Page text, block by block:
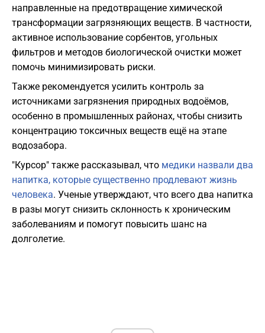
направленные на предотвращение химической
трансформации загрязняющих веществ. В частности,
активное использование сорбентов, угольных
фильтров и методов биологической очистки может
помочь минимизировать риски.
Также рекомендуется усилить контроль за
источниками загрязнения природных водоёмов,
особенно в промышленных районах, чтобы снизить
концентрацию токсичных веществ ещё на этапе
водозабора.
"Курсор" также рассказывал, что медики назвали два
напитка, которые существенно продлевают жизнь
человека. Ученые утверждают, что всего два напитка
в разы могут снизить склонность к хроническим
заболеваниям и помогут повысить шанс на
долголетие.